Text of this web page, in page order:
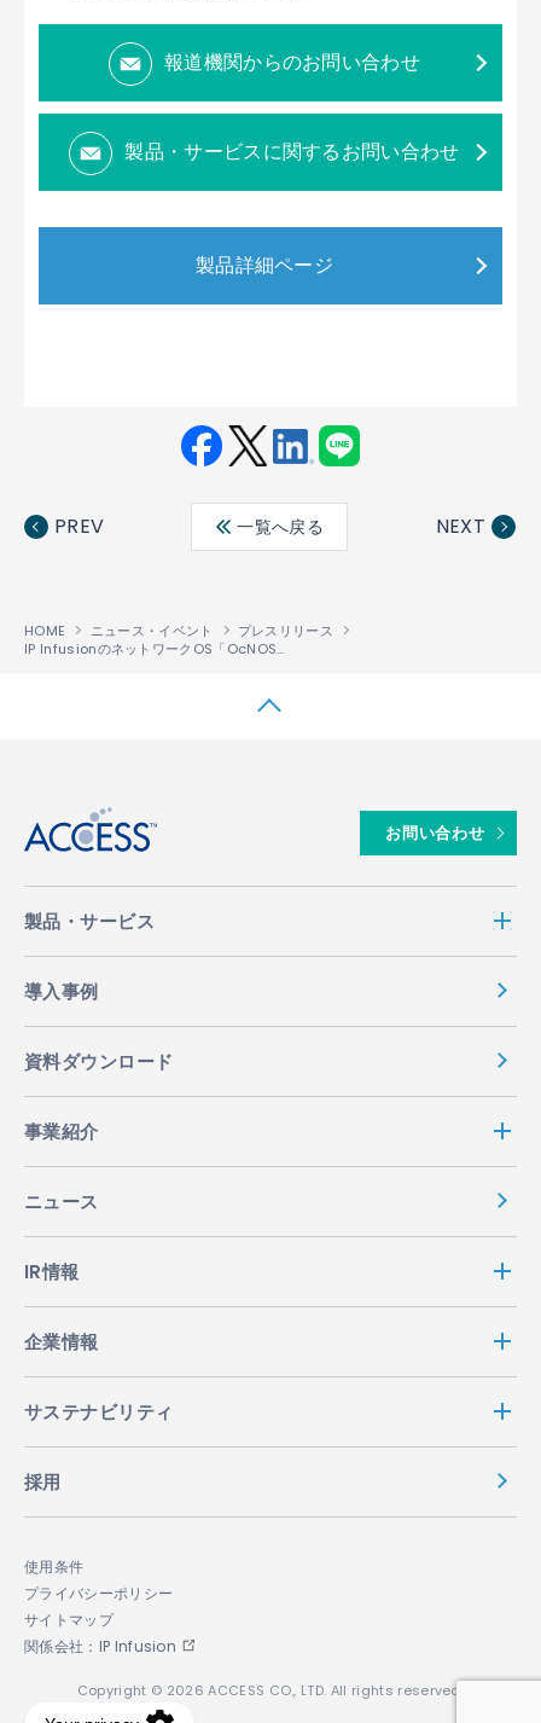
報道機関からのお問い合わせ
製品・サービスに関するお問い合わせ
製品詳細ページ
ebo ter
edin
PREV 一覧へ戻る NEXT
HOME ニュース・イベント
プレスリリース
IP InfusionのネットワークOS「OcNOS®」が、MEF 3.0認証を取得
お問い合わせ
製品・サービス
導入事例
資料ダウンロード
事業紹介
ニュース
IR情報
企業情報
サステナビリティ
採用
使用条件
プライバシーポリシー
サイトマップ
関係会社：IP Infusion
Copyright © 2026 ACCESS CO., LTD. All rights reserved.